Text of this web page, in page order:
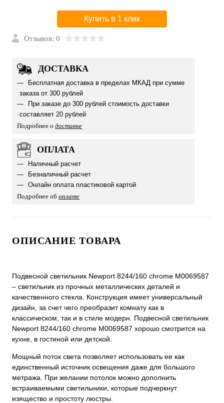
Купить в 1 клик
Отзывов: 0
ДОСТАВКА
Бесплатная доставка в пределах МКАД при сумме
заказа от 300 рублей
При заказе до 300 рублей стоимость доставки
составляет 20 рублей
Подробнее о доставке
ОПЛАТА
Наличный расчет
Безналичный расчет
Онлайн оплата пластиковой картой
Подробнее об оплате
ОПИСАНИЕ ТОВАРА
Подвесной светильник Newport 8244/160 chrome М0069587
– светильник из прочных металлических деталей и
качественного стекла. Конструкция имеет универсальный
дизайн, за счет чего преобразит комнату как в
классическом, так и в стиле модерн. Подвесной светильник
Newport 8244/160 chrome М0069587 хорошо смотрится на
кухне, в гостиной или детской.
Мощный поток света позволяет использовать ее как
единственный источник освещения даже для большого
метража. При желании потолок можно дополнить
встраиваемыми светильники, которые подчеркнут
изящество и простоту люстры.